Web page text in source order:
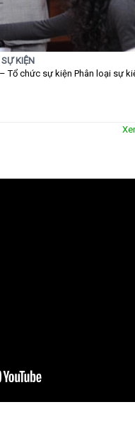
KIỆN
Tổ chức sự kiện Phân loại sự